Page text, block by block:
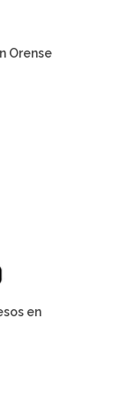
Orense
en